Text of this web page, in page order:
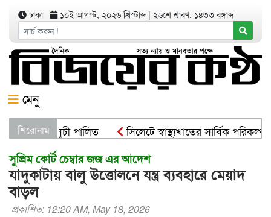
ঢাকা ১০ই আগস্ট, ২০২৬ খ্রিস্টাব্দ| ২৬শে শ্রাবণ, ১৪৩৩ বঙ্গাব্দ
মেনু
শিরোনাম
কর্মসূচী পালিত সিলেটে স্বাস্থ্যখাতের সার্বিক
সুপ্রিম কোর্ট চেম্বার জজ এর আদেশ
যাদুকাটায় বালু উত্তোলনে যন্ত্র ব্যবহারে মেয়াদ
বাড়ল
প্রকাশিত: 12:20 AM, May 18, 2026